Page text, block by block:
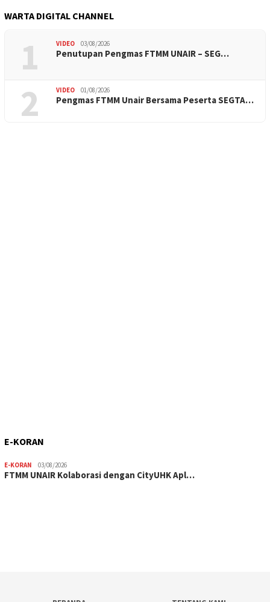
WARTA DIGITAL CHANNEL
1 VIDEO 03/08/2026
Penutupan Pengmas FTMM UNAIR – SEG…
2 VIDEO 01/08/2026
Pengmas FTMM Unair Bersama Peserta SEGTA…
E-KORAN
E-KORAN 03/08/2026
FTMM UNAIR Kolaborasi dengan CityUHK Apl…